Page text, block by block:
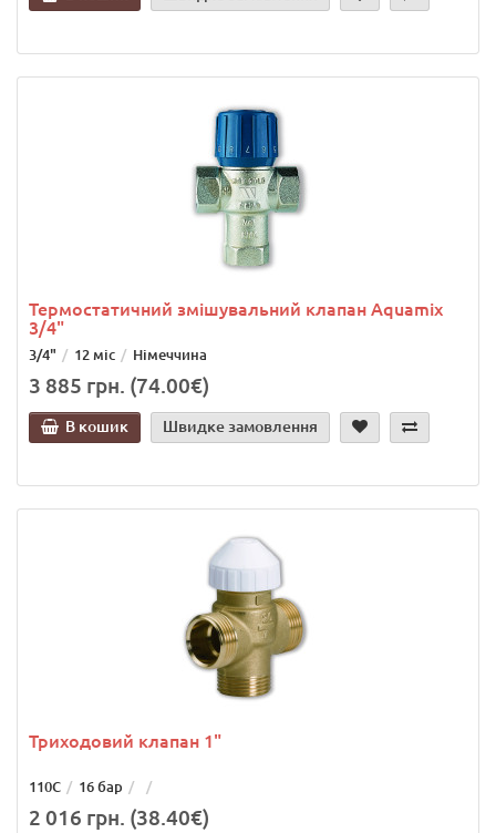
Термостатичний змішувальний клапан Aquamix
3/4"
3/4" 12 міс Німеччина
3 885 грн. (74.00€)
В кошик Швидке замовлення
Триходовий клапан 1"
110С 16 бар
2 016 грн. (38.40€)